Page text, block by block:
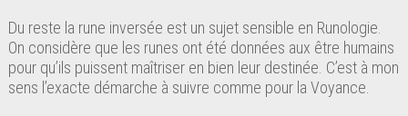
Du reste la rune inversée est un sujet sensible en Runologie.
On considère que les runes ont été données aux être humains
pour qu’ils puissent maîtriser en bien leur destinée. C’est à mon
sens l’exacte démarche à suivre comme pour la Voyance.